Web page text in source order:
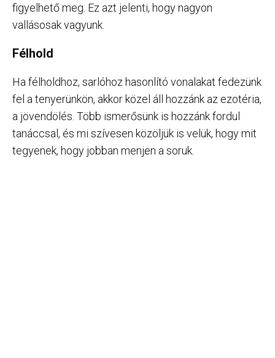
figyelhető meg. Ez azt jelenti, hogy nagyon
vallásosak vagyunk.
Félhold
Ha félholdhoz, sarlóhoz hasonlító vonalakat fedezünk
fel a tenyerünkön, akkor közel áll hozzánk az ezotéria,
a jövendölés. Több ismerősünk is hozzánk fordul
tanáccsal, és mi szívesen közöljük is velük, hogy mit
tegyenek, hogy jobban menjen a soruk.